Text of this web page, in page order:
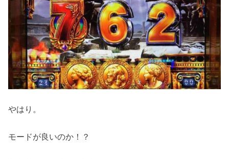
やはり。
モードが良いのか！？